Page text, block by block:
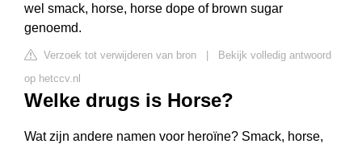
wel smack, horse, horse dope of brown sugar
genoemd.
Verzoek tot verwijderen van bron
Bekijk volledig antwoord
op hetccv.nl
Welke drugs is Horse?
Wat zijn andere namen voor heroïne? Smack, horse,